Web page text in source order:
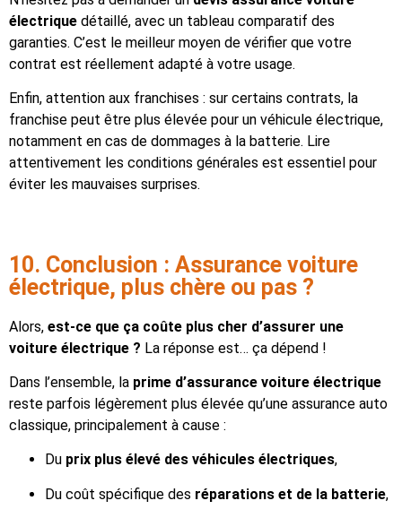
électrique détaillé, avec un tableau comparatif des
garanties. C’est le meilleur moyen de vérifier que votre
contrat est réellement adapté à votre usage.
Enfin, attention aux franchises : sur certains contrats, la
franchise peut être plus élevée pour un véhicule électrique,
notamment en cas de dommages à la batterie. Lire
attentivement les conditions générales est essentiel pour
éviter les mauvaises surprises.
10. Conclusion : Assurance voiture
électrique, plus chère ou pas ?
Alors, est-ce que ça coûte plus cher d’assurer une
voiture électrique ? La réponse est… ça dépend !
Dans l’ensemble, la prime d’assurance voiture électrique
reste parfois légèrement plus élevée qu’une assurance auto
classique, principalement à cause :
Du prix plus élevé des véhicules électriques,
Du coût spécifique des réparations et de la batterie,